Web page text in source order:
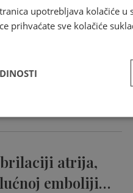
atrija,
emboliji…
upotrebljava kolačiće
prihvaćate sve kolačiće